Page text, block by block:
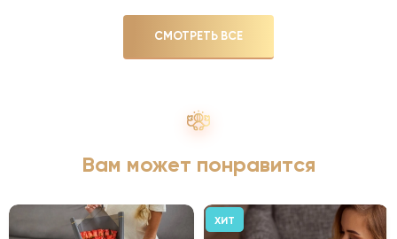
СМОТРЕТЬ ВСЕ
Вам может понравится
ХИТ